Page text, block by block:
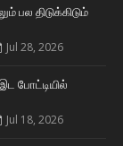
பல திடுக்கிடும்
Jul 28, 2026
போட்டியில்
Jul 18, 2026